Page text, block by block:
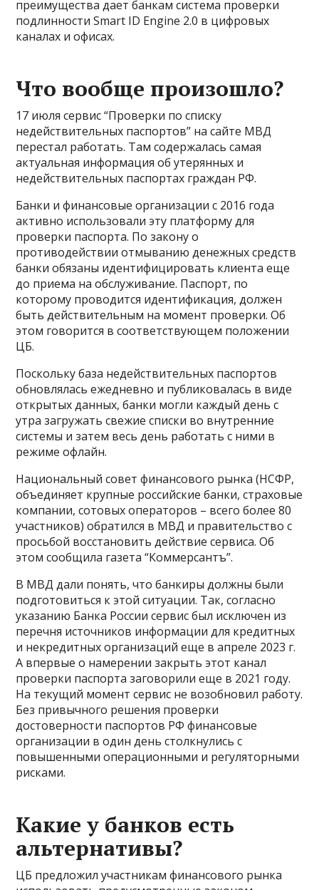
преимущества дает банкам система проверки
подлинности Smart ID Engine 2.0 в цифровых
каналах и офисах.
Что вообще произошло?
17 июля сервис “Проверки по списку
недействительных паспортов” на сайте МВД
перестал работать. Там содержалась самая
актуальная информация об утерянных и
недействительных паспортах граждан РФ.
Банки и финансовые организации с 2016 года
активно использовали эту платформу для
проверки паспорта. По закону о
противодействии отмыванию денежных средств
банки обязаны идентифицировать клиента еще
до приема на обслуживание. Паспорт, по
которому проводится идентификация, должен
быть действительным на момент проверки. Об
этом говорится в соответствующем положении
ЦБ.
Поскольку база недействительных паспортов
обновлялась ежедневно и публиковалась в виде
открытых данных, банки могли каждый день с
утра загружать свежие списки во внутренние
системы и затем весь день работать с ними в
режиме офлайн.
Национальный совет финансового рынка (НСФР,
объединяет крупные российские банки, страховые
компании, сотовых операторов – всего более 80
участников) обратился в МВД и правительство с
просьбой восстановить действие сервиса. Об
этом сообщила газета “Коммерсантъ”.
В МВД дали понять, что банкиры должны были
подготовиться к этой ситуации. Так, согласно
указанию Банка России сервис был исключен из
перечня источников информации для кредитных
и некредитных организаций еще в апреле 2023 г.
А впервые о намерении закрыть этот канал
проверки паспорта заговорили еще в 2021 году.
На текущий момент сервис не возобновил работу.
Без привычного решения проверки
достоверности паспортов РФ финансовые
организации в один день столкнулись с
повышенными операционными и регуляторными
рисками.
Какие у банков есть
альтернативы?
ЦБ предложил участникам финансового рынка